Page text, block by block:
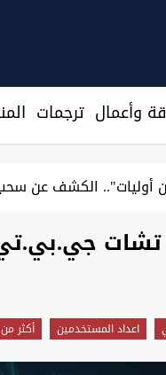
وأعمال ترجمات
الكشف عن سحب 118 تريليون دينار لتمويل الرواتب
اعداد المستخدمين أكثر